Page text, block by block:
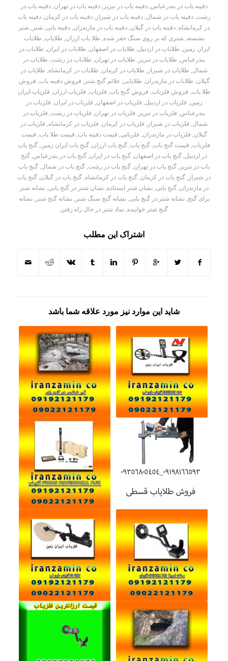
دفینه یاب در بندرعباس, دفینه یاب در تبریز , دفینه یاب در تهران, دفینه یاب در
رشت,دفینه یاب در شمال,دفینه یاب در شیراز ,دفینه یاب در کرمان,دفینه یاب
در کرمانشاه, دفینه یاب در گیلان, دفینه یاب در مازندران, دفینه یابی, شتر , شتر
نشسته, شتری که بر روی سنگ حفر شده, طلا یاب ارزان, طلایاب, طلایاب
ایران زمین, طلایاب در اردبیل, طلایاب در اصفهان, طلایاب در ایران, طلایاب در
بندرعباس, طلایاب در تبریز , طلایاب در تهران, طلایاب در رشت, طلایاب در
شمال, طلایاب در شیراز , طلایاب در کرمان, طلایاب در کرمانشاه, طلایاب در
گیلان, طلایاب در مازندران, طلایابی, علائم گنج شتر , فروش دفینه یاب, فروش
طلا یاب, فروش فلزیاب, فروش گنج یاب, فلزیاب, فلزیاب ارزان, فلزیاب ایران
زمین, فلزیاب در اردبیل, فلزیاب در اصفهان, فلزیاب در ایران, فلزیاب در
بندرعباس, فلزیاب در تبریز , فلزیاب در تهران, فلزیاب در رشت, فلزیاب در
شمال, فلزیاب در شیراز , فلزیاب در کرمان, فلزیاب در کرمانشاه, فلزیاب در
گیلان, فلزیاب در مازندران, فلزیابی, قیمت دفینه یاب, قیمت طلا یاب, قیمت
فلزیاب, قیمت گنج یاب, گنج یاب, گنج یاب ارزان, گنج یاب ایران زمین, گنج یاب
در اردبیل, گنج یاب در اصفهان, گنج یاب در ایران, گنج یاب در بندرعباس, گنج
یاب در تبریز , گنج یاب در تهران, گنج یاب در رشت, گنج یاب در شمال, گنج یاب
در شیراز , گنج یاب در کرمان, گنج یاب در کرمانشاه, گنج یاب در گیلان, گنج یاب
در مازندران, گنج یابی, نشان شتر ایستاده, نشان شتر در گنج یابی, نشانه شتر
برای گنج,نشانه شتر در گنج یابی,نشانه گنج سنگ شتر ,نشانه گنج شتر ,نشانه
گنج شتر خوابیده, نماد شتر در حال راه رفتن
اشتراک این مطلب
شاید این موارد نیز مورد علاقه شما باشد